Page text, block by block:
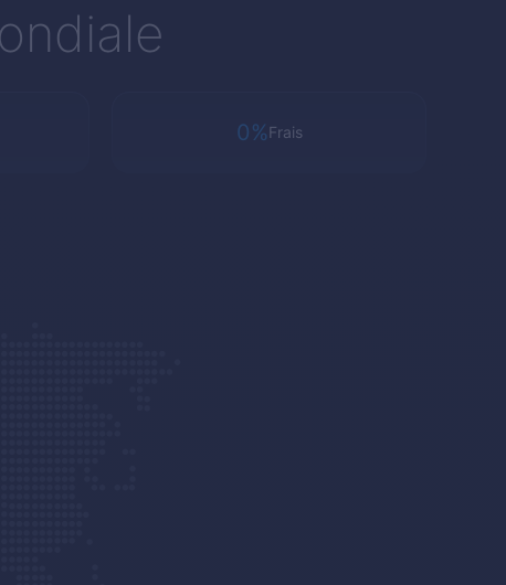
0%Frais